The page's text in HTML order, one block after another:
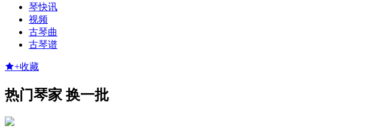
琴快讯
视频
古琴曲
古琴谱
+收藏
热门琴家换一批